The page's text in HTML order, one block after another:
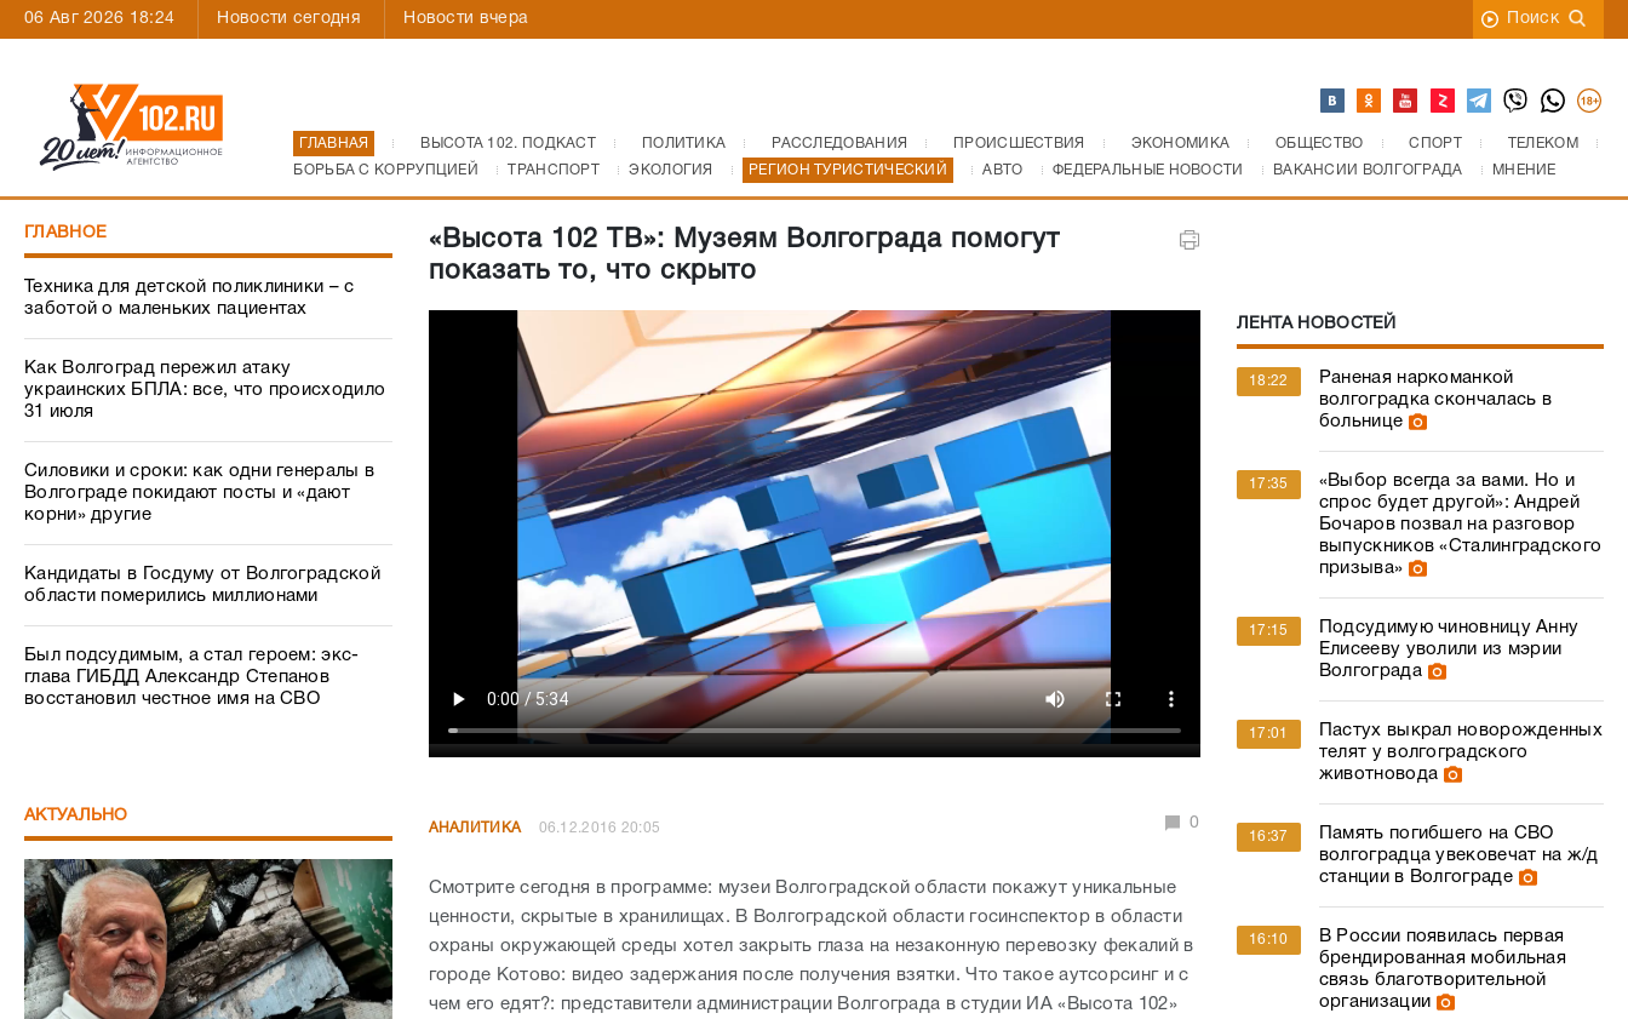
06 Авг 2026 18:24 Новости сегодня Новости вчера Поиск
ГЛАВНАЯ ВЫСОТА 102. ПОДКАСТ ПОЛИТИКА РАССЛЕДОВАНИЯ ПРОИСШЕСТВИЯ ЭКОНОМИКА ОБЩЕСТВО СПОРТ
ТЕЛЕКОМ
БОРЬБА С КОРРУПЦИЕЙ
ТРАНСПОРТ ЭКОЛОГИЯ РЕГИОН ТУРИСТИЧЕСКИЙ АВТО ФЕДЕРАЛЬНЫЕ НОВОСТИ ВАКАНСИИ ВОЛГОГРАДА МНЕНИЕ
ГЛАВНОЕ
Техника для детской поликлиники – с
заботой о маленьких пациентах
Как Волгоград пережил атаку
украинских БПЛА: все, что происходило
31 июля
Силовики и сроки: как одни генералы в
Волгограде покидают посты и «дают
корни» другие
Кандидаты в Госдуму от Волгоградской
области померились миллионами
Был подсудимым, а стал героем: экс-
глава ГИБДД Александр Степанов
восстановил честное имя на СВО
АКТУАЛЬНО
«Высота 102 ТВ»: Музеям Волгограда помогут
показать то, что скрыто
АНАЛИТИКА 06.12.2016 20:05 0
Смотрите сегодня в программе: музеи Волгоградской области покажут уникальные
ценности, скрытые в хранилищах. В Волгоградской области госинспектор в области
охраны окружающей среды хотел закрыть глаза на незаконную перевозку фекалий в
городе Котово: видео задержания после получения взятки. Что такое аутсорсинг и с
чем его едят?: представители администрации Волгограда в студии ИА «Высота 102»
ЛЕНТА НОВОСТЕЙ
18:22
Раненая наркоманкой
волгоградка скончалась в
больнице
17:35
«Выбор всегда за вами. Но и
спрос будет другой»: Андрей
Бочаров позвал на разговор
выпускников «Сталинградского
призыва»
17:15
Подсудимую чиновницу Анну
Елисееву уволили из мэрии
Волгограда
17:01
Пастух выкрал новорожденных
телят у волгоградского
животновода
16:37
Память погибшего на СВО
волгоградца увековечат на ж/д
станции в Волгограде
16:10
В России появилась первая
брендированная мобильная
связь благотворительной
организации